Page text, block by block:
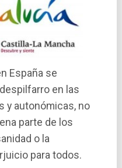
España se
en las
y autonómicas, no
parte de los
o la
para todos.